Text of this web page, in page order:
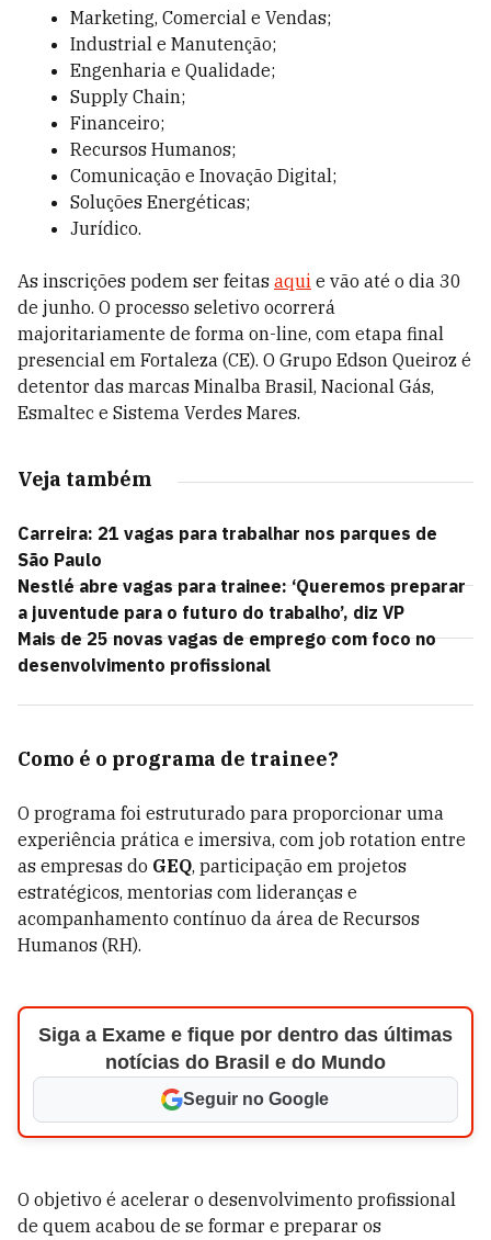
Marketing, Comercial e Vendas;
Industrial e Manutenção;
Engenharia e Qualidade;
Supply Chain;
Financeiro;
Recursos Humanos;
Comunicação e Inovação Digital;
Soluções Energéticas;
Jurídico.
As inscrições podem ser feitas aqui e vão até o dia 30
de junho. O processo seletivo ocorrerá
majoritariamente de forma on-line, com etapa final
presencial em Fortaleza (CE). O Grupo Edson Queiroz é
detentor das marcas Minalba Brasil, Nacional Gás,
Esmaltec e Sistema Verdes Mares.
Veja também
Carreira: 21 vagas para trabalhar nos parques de
São Paulo
Nestlé abre vagas para trainee: ‘Queremos preparar
a juventude para o futuro do trabalho’, diz VP
Mais de 25 novas vagas de emprego com foco no
desenvolvimento profissional
Como é o programa de trainee?
O programa foi estruturado para proporcionar uma
experiência prática e imersiva, com job rotation entre
as empresas do GEQ, participação em projetos
estratégicos, mentorias com lideranças e
acompanhamento contínuo da área de Recursos
Humanos (RH).
Siga a Exame e fique por dentro das últimas
notícias do Brasil e do Mundo
Seguir no Google
O objetivo é acelerar o desenvolvimento profissional
de quem acabou de se formar e preparar os